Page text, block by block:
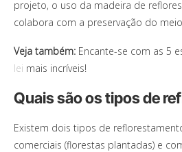
projeto, o uso da madeira de
colabora com a preservação do
Veja também: Encante-se com as 5
lei mais incríveis!
Quais são os tipos de
Existem dois tipos de
comerciais (florestas plantadas) e